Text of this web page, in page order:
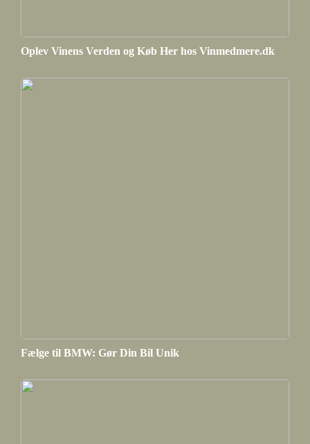
Oplev Vinens Verden og Køb Her hos Vinmedmere.dk
Fælge til BMW: Gør Din Bil Unik